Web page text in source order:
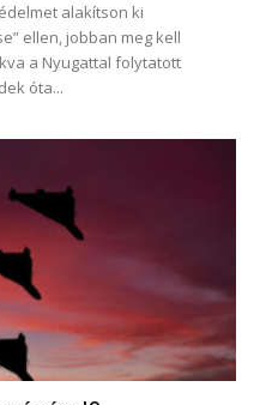
alakítson ki
ellen, jobban meg kell
a Nyugattal folytatott
óta...